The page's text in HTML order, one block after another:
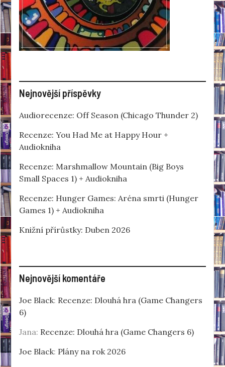
Nejnovější příspěvky
Audiorecenze: Off Season (Chicago Thunder 2)
Recenze: You Had Me at Happy Hour +
Audiokniha
Recenze: Marshmallow Mountain (Big Boys
Small Spaces 1) + Audiokniha
Recenze: Hunger Games: Aréna smrti (Hunger
Games 1) + Audiokniha
Knižní přírůstky: Duben 2026
Nejnovější komentáře
Joe Black: Recenze: Dlouhá hra (Game Changers
6)
Jana: Recenze: Dlouhá hra (Game Changers 6)
Joe Black: Plány na rok 2026